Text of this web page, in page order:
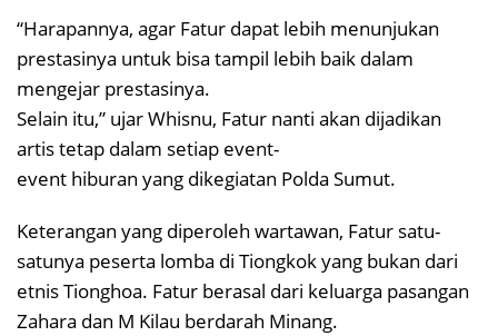
“Harapannya, agar Fatur dapat lebih menunjukan
prestasinya untuk bisa tampil lebih baik dalam
mengejar prestasinya.
Selain itu,” ujar Whisnu, Fatur nanti akan dijadikan
artis tetap dalam setiap event-
event hiburan yang dikegiatan Polda Sumut.
Keterangan yang diperoleh wartawan, Fatur satu-
satunya peserta lomba di Tiongkok yang bukan dari
etnis Tionghoa. Fatur berasal dari keluarga pasangan
Zahara dan M Kilau berdarah Minang.